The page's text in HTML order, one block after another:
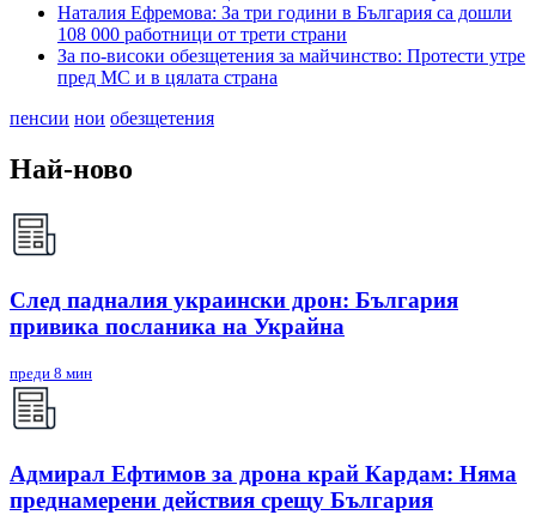
Наталия Ефремова: За три години в България са дошли
108 000 работници от трети страни
За по-високи обезщетения за майчинство: Протести утре
пред МС и в цялата страна
пенсии нои обезщетения
Най-ново
След падналия украински дрон: България
привика посланика на Украйна
преди 8 мин
Адмирал Ефтимов за дрона край Кардам: Няма
преднамерени действия срещу България